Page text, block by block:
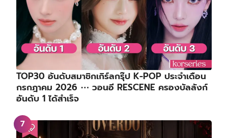
TOP30 อันดับสมาชิกเกิร์ลกรุ๊ป K-POP ประจำเดือน
กรกฎาคม 2026 ⋯ วอนอี RESCENE ครองบัลลังก์
อันดับ 1 ได้สำเร็จ